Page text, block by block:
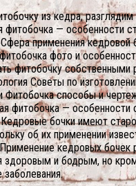
из кедра,
фитобочка — особенности
применения кедровой
фото и
фитобочку собственными
Советы по
Фитобочка способы и
фитобочка — особенности
бочки имеют
об их применении
кедровых бочек
здоровым и бодрым, но
заболевания.